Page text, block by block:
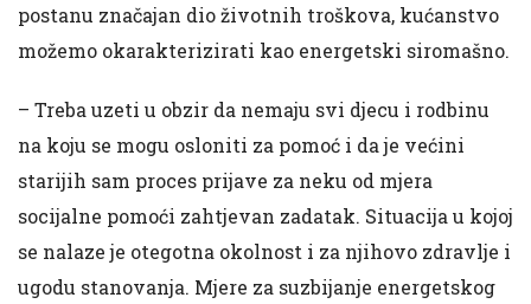
postanu značajan dio životnih troškova, kućanstvo
možemo okarakterizirati kao energetski siromašno.
– Treba uzeti u obzir da nemaju svi djecu i rodbinu
na koju se mogu osloniti za pomoć i da je većini
starijih sam proces prijave za neku od mjera
socijalne pomoći zahtjevan zadatak. Situacija u kojoj
se nalaze je otegotna okolnost i za njihovo zdravlje i
ugodu stanovanja. Mjere za suzbijanje energetskog